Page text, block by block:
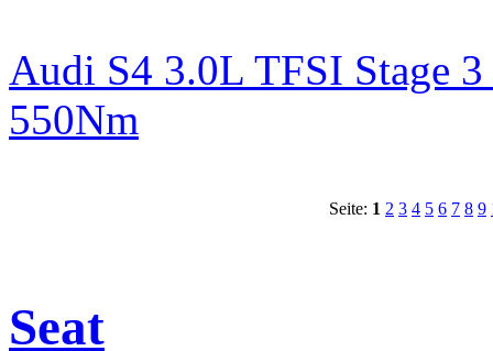
Audi S4 3.0L TFSI Stage
550Nm
Seite: 1 2 3 4 5 6 7 8 9
Seat